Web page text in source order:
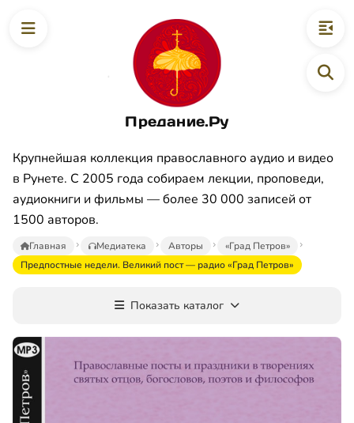
Предание.Ру
Крупнейшая коллекция православного аудио и видео
в Рунете. С 2005 года собираем лекции, проповеди,
аудиокниги и фильмы — более 30 000 записей от
1500 авторов.
Главная Медиатека Авторы
«Град Петров»
Предпостные недели. Великий пост — радио «Град Петров»
Показать каталог